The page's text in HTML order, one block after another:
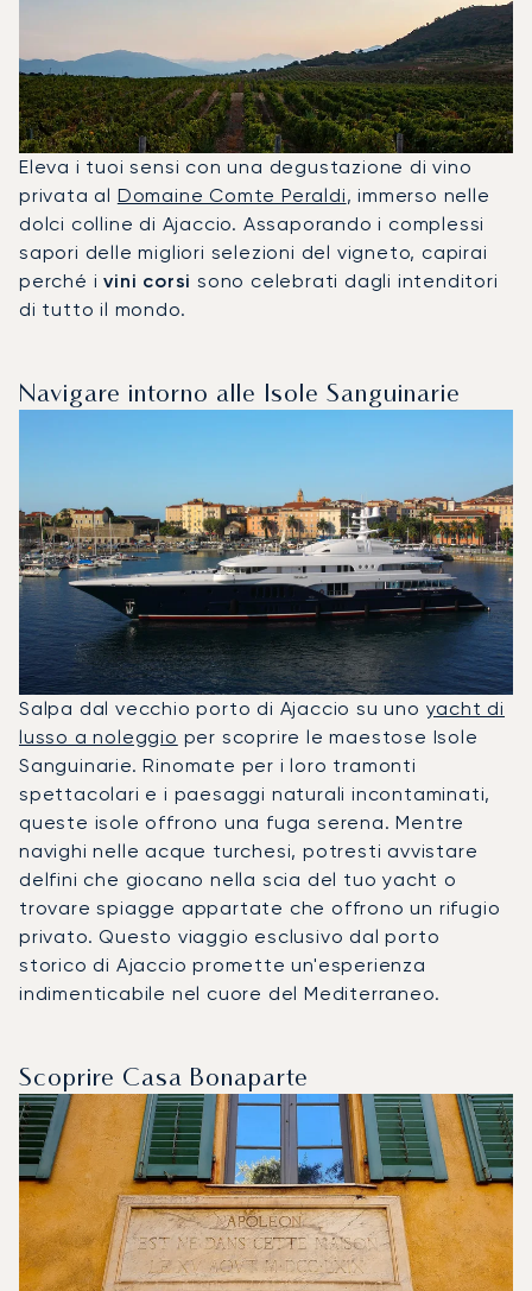
Eleva i tuoi sensi con una degustazione di vino
privata al Domaine Comte Peraldi, immerso nelle
dolci colline di Ajaccio. Assaporando i complessi
sapori delle migliori selezioni del vigneto, capirai
perché ivini corsi sono celebrati dagli intenditori
di tutto il mondo.
Navigare intorno alle Isole Sanguinarie
Salpa dal vecchio porto di Ajaccio su uno yacht di
lusso a noleggio per scoprire le maestose Isole
Sanguinarie. Rinomate per i loro tramonti
spettacolari e i paesaggi naturali incontaminati,
queste isole offrono una fuga serena. Mentre
navighi nelle acque turchesi, potresti avvistare
delfini che giocano nella scia del tuo yacht o
trovare spiagge appartate che offrono un rifugio
privato. Questo viaggio esclusivo dal porto
storico di Ajaccio promette un'esperienza
indimenticabile nel cuore del Mediterraneo.
Scoprire Casa Bonaparte